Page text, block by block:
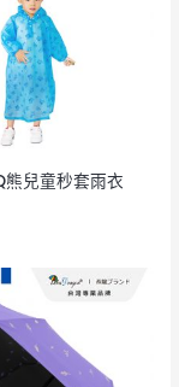
兒童秒套雨衣